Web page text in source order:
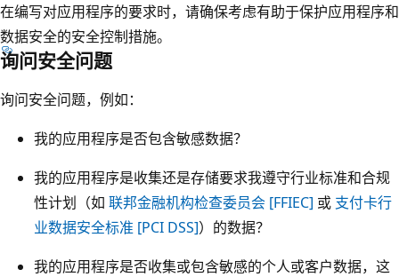
在编写对应用程序的要求时，请确保考虑有助于保护应用程序和
数据安全的安全控制措施。
询问安全问题
询问安全问题，例如：
我的应用程序是否包含敏感数据？
我的应用程序是收集还是存储要求我遵守行业标准和合规
性计划（如 联邦金融机构检查委员会 [FFIEC] 或 支付卡行
业数据安全标准 [PCI DSS]）的数据？
我的应用程序是否收集或包含敏感的个人或客户数据，这